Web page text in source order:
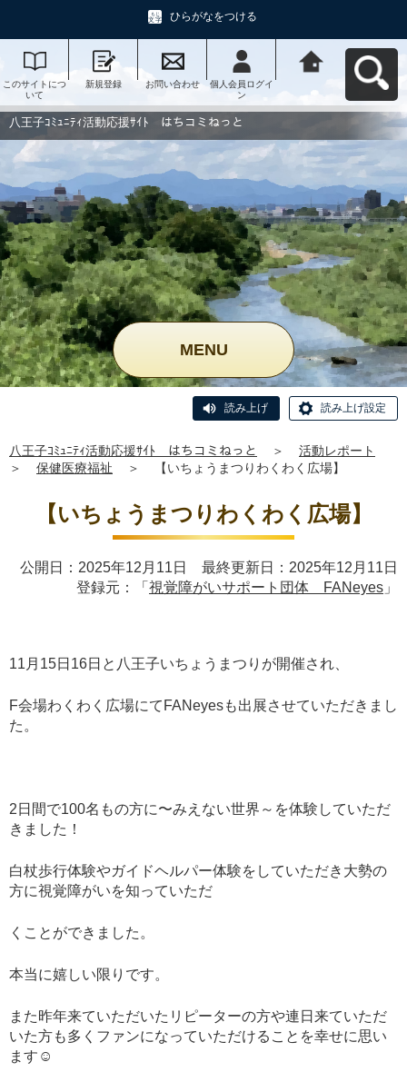
ひらがなをつける
このサイトにつ
いて
新規登録 お問い合わせ
個人会員ログイ
ン
動応援ｻｲﾄ はち
コミねっとへ戻
八王子ｺﾐｭﾆﾃｨ活動応援ｻｲﾄ はちコミねっと
MENU
読み上げ 読み上げ設定
八王子ｺﾐｭﾆﾃｨ活動応援ｻｲﾄ はちコミねっと ＞
活動レポート
＞
保健医療福祉 ＞ 【いちょうまつりわくわく広場】
【いちょうまつりわくわく広場】
公開日：2025年12月11日 最終更新日：2025年12月11日
登録元：「 視覚障がいサポート団体 FANeyes 」
11月15日16日と八王子いちょうまつりが開催され、
F会場わくわく広場にてFANeyesも出展させていただきまし
た。
2日間で100名もの方に〜みえない世界～を体験していただ
きました！
白杖歩行体験やガイドヘルパー体験をしていただき大勢の
方に視覚障がいを知っていただ
くことができました。
本当に嬉しい限りです。
また昨年来ていただいたリピーターの方や連日来ていただ
いた方も多くファンになっていただけることを幸せに思い
ます☺️